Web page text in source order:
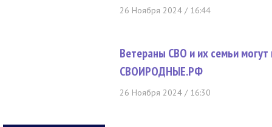
26 Ноября 2024 / 16:44
Ветераны СВО и их семьи
СВОИРОДНЫЕ.РФ
26 Ноября 2024 / 16:30